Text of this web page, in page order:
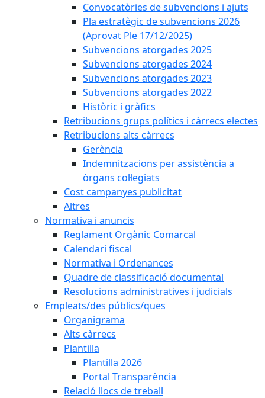
Convocatòries de subvencions i ajuts
Pla estratègic de subvencions 2026
(Aprovat Ple 17/12/2025)
Subvencions atorgades 2025
Subvencions atorgades 2024
Subvencions atorgades 2023
Subvencions atorgades 2022
Històric i gràfics
Retribucions grups polítics i càrrecs electes
Retribucions alts càrrecs
Gerència
Indemnitzacions per assistència a
òrgans col·legiats
Cost campanyes publicitat
Altres
Normativa i anuncis
Reglament Orgànic Comarcal
Calendari fiscal
Normativa i Ordenances
Quadre de classificació documental
Resolucions administratives i judicials
Empleats/des públics/ques
Organigrama
Alts càrrecs
Plantilla
Plantilla 2026
Portal Transparència
Relació llocs de treball